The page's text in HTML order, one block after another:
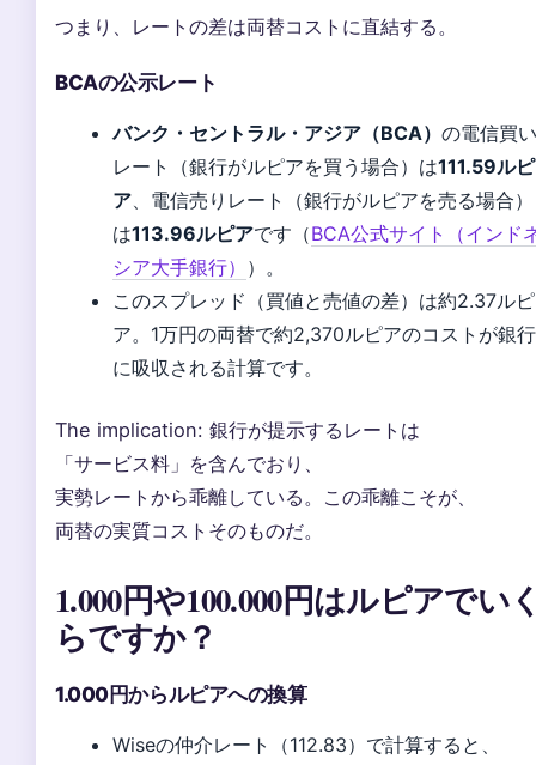
つまり、レートの差は両替コストに直結する。
BCAの公示レート
バンク・セントラル・アジア（BCA） の電信買い
レート（銀行がルピアを買う場合）は111.59ルピ
ア、電信売りレート（銀行がルピアを売る場合）
は113.96ルピアです（BCA公式サイト（インド
シア大手銀行） ）。
このスプレッド（買値と売値の差）は約2.37ルピ
ア。1万円の両替で約2,370ルピアのコストが銀行
に吸収される計算です。
The implication: 銀行が提示するレートは
「サービス料」を含んでおり、
実勢レートから乖離している。この乖離こそが、
両替の実質コストそのものだ。
1.000円や100.000円はルピアでい
らですか？
1.000円からルピアへの換算
Wiseの仲介レート（112.83）で計算すると、